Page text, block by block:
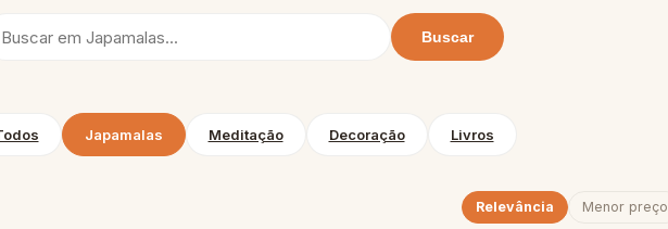
Buscar
Japamalas Meditação Decoração Livros
Relevância Menor preço